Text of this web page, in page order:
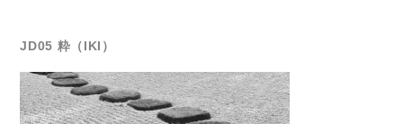
JD05 粋（IKI）